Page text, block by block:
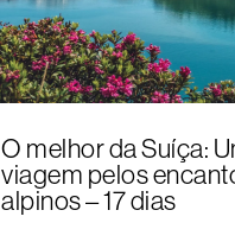
O melhor da Suíça:
viagem pelos
alpinos – 17 dias